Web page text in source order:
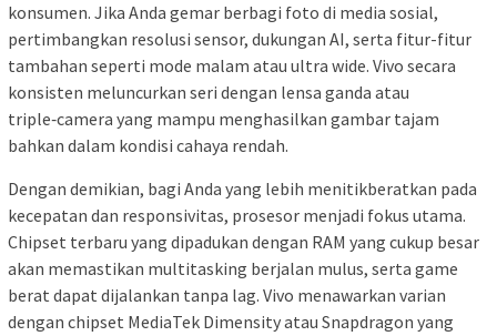
konsumen. Jika Anda gemar berbagi foto di media sosial,
pertimbangkan resolusi sensor, dukungan AI, serta fitur-fitur
tambahan seperti mode malam atau ultra wide. Vivo secara
konsisten meluncurkan seri dengan lensa ganda atau
triple‑camera yang mampu menghasilkan gambar tajam
bahkan dalam kondisi cahaya rendah.
Dengan demikian, bagi Anda yang lebih menitikberatkan pada
kecepatan dan responsivitas, prosesor menjadi fokus utama.
Chipset terbaru yang dipadukan dengan RAM yang cukup besar
akan memastikan multitasking berjalan mulus, serta game
berat dapat dijalankan tanpa lag. Vivo menawarkan varian
dengan chipset MediaTek Dimensity atau Snapdragon yang